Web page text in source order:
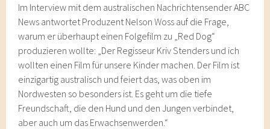
Im Interview mit dem australischen Nachrichtensender ABC
News antwortet Produzent Nelson Woss auf die Frage,
warum er überhaupt einen Folgefilm zu „Red Dog“
produzieren wollte: „Der Regisseur Kriv Stenders und ich
wollten einen Film für unsere Kinder machen. Der Film ist
einzigartig australisch und feiert das, was oben im
Nordwesten so besonders ist. Es geht um die tiefe
Freundschaft, die den Hund und den Jungen verbindet,
aber auch um das Erwachsenwerden.“